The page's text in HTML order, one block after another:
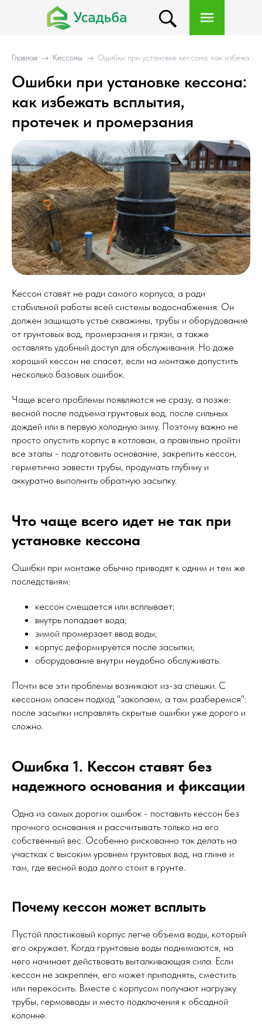
Главная → Кессоны → Ошибки при установке кессона: как избежать
Ошибки при установке кессона:
как избежать всплытия,
протечек и промерзания
Кессон ставят не ради самого корпуса, а ради
стабильной работы всей системы водоснабжения. Он
должен защищать устье скважины, трубы и оборудование
от грунтовых вод, промерзания и грязи, а также
оставлять удобный доступ для обслуживания. Но даже
хороший кессон не спасет, если на монтаже допустить
несколько базовых ошибок.
Чаще всего проблемы появляются не сразу, а позже:
весной после подъема грунтовых вод, после сильных
дождей или в первую холодную зиму. Поэтому важно не
просто опустить корпус в котлован, а правильно пройти
все этапы - подготовить основание, закрепить кессон,
герметично завести трубы, продумать глубину и
аккуратно выполнить обратную засыпку.
Что чаще всего идет не так при
установке кессона
Ошибки при монтаже обычно приводят к одним и тем же
последствиям:
кессон смещается или всплывает;
внутрь попадает вода;
зимой промерзает ввод воды;
корпус деформируется после засыпки;
оборудование внутри неудобно обслуживать.
Почти все эти проблемы возникают из-за спешки. С
кессоном опасен подход "закопаем, а там разберемся":
после засыпки исправлять скрытые ошибки уже дорого и
сложно.
Ошибка 1. Кессон ставят без
надежного основания и фиксации
Одна из самых дорогих ошибок - поставить кессон без
прочного основания и рассчитывать только на его
собственный вес. Особенно рискованно так делать на
участках с высоким уровнем грунтовых вод, на глине и
там, где весной вода долго стоит в грунте.
Почему кессон может всплыть
Пустой пластиковый корпус легче объема воды, который
его окружает. Когда грунтовые воды поднимаются, на
него начинает действовать выталкивающая сила. Если
кессон не закреплен, его может приподнять, сместить
или перекосить. Вместе с корпусом получают нагрузку
трубы, гермовводы и место подключения к обсадной
колонне.